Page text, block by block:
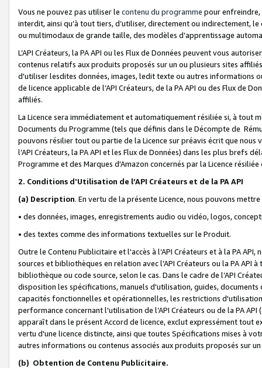
Vous ne pouvez pas utiliser le contenu du programme pour
interdit, ainsi qu’à tout tiers, d’utiliser, directement ou indirectement,
ou multimodaux de grande taille, des modèles d’apprentissage
L’API Créateurs, la PA API ou les Flux de Données peuvent vous
contenus relatifs aux produits proposés sur un ou plusieurs sites
d'utiliser lesdites données, images, ledit texte ou autres informations
de licence applicable de l’API Créateurs, de la PA API ou des Flux de
affiliés.
La Licence sera immédiatement et automatiquement résiliée si, à
Documents du Programme (tels que définis dans le Décompte de
pouvons résilier tout ou partie de la Licence sur préavis écrit que
l’API Créateurs, la PA API et les Flux de Données) dans les plus
Programme et des Marques d'Amazon concernés par la Licence
2. Conditions d'Utilisation de l’API Créateurs et de la PA API
(a) Description. En vertu de la présente Licence, nous pouvons
• des données, images, enregistrements audio ou vidéo, logos,
• des textes comme des informations textuelles sur le Produit.
Outre le Contenu Publicitaire et l'accès à l’API Créateurs et à la PA
sources et bibliothèques en relation avec l’API Créateurs ou la PA
bibliothèque ou code source, selon le cas. Dans le cadre de l’API
disposition les spécifications, manuels d'utilisation, guides,
capacités fonctionnelles et opérationnelles, les restrictions
performance concernant l'utilisation de l’API Créateurs ou de la PA
apparaît dans le présent Accord de licence, exclut expressément tout
vertu d'une licence distincte, ainsi que toutes Spécifications mises à
autres informations ou contenus associés aux produits proposés sur
(b) Obtention de Contenu Publicitaire.